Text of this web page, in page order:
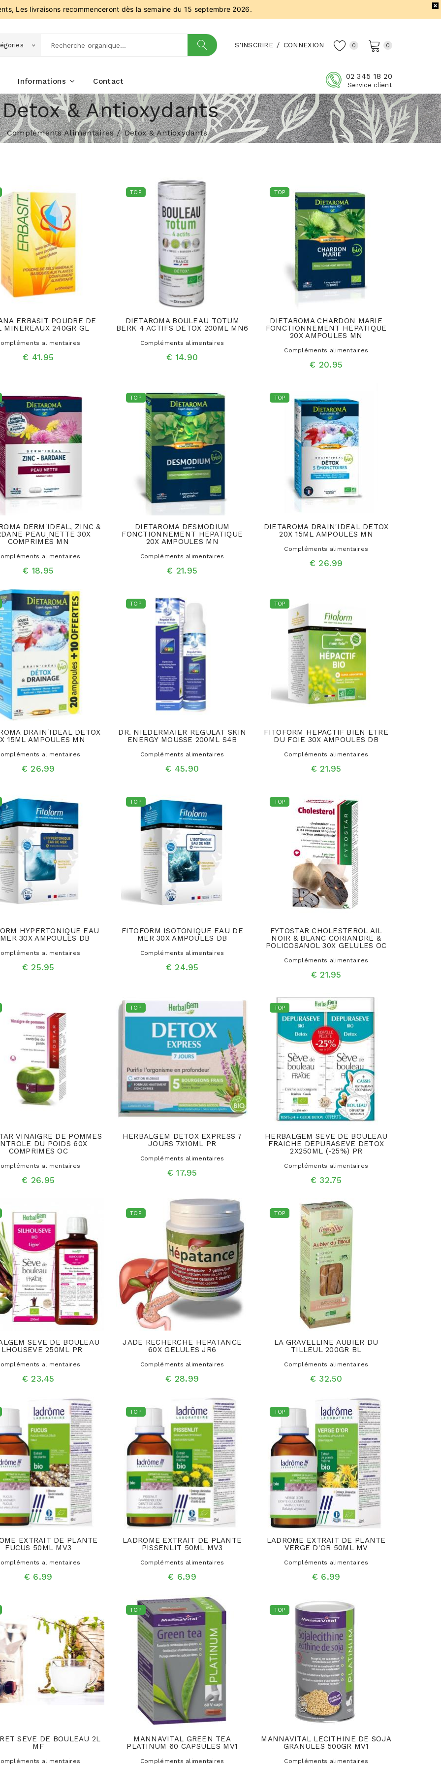
Les livraisons recommenceront dès la semaine du 15 septembre 2026.
S'INSCRIRE / CONNEXION 0 0
Informations Contact
02 345 18 20
Service client
Detox & Antioxydants
Compléments Alimentaires Detox & Antioxydants
ERBASIT POUDRE DE
MINEREAUX 240GR GL
alimentaires
€ 41.95
TOP
DIETAROMA BOULEAU TOTUM
BERK 4 ACTIFS DETOX 200ML MN6
Compléments alimentaires
€ 14.90
TOP
DIETAROMA CHARDON MARIE
FONCTIONNEMENT HEPATIQUE
20X AMPOULES MN
Compléments alimentaires
€ 20.95
DERM'IDEAL, ZINC &
PEAU NETTE 30X
COMPRIMÉS MN
alimentaires
€ 18.95
TOP
DIETAROMA DESMODIUM
FONCTIONNEMENT HEPATIQUE
20X AMPOULES MN
Compléments alimentaires
€ 21.95
TOP
DIETAROMA DRAIN'IDEAL DETOX
20X 15ML AMPOULES MN
Compléments alimentaires
€ 26.99
DRAIN'IDEAL DETOX
15ML AMPOULES MN
alimentaires
€ 26.99
TOP
DR. NIEDERMAIER REGULAT SKIN
ENERGY MOUSSE 200ML S4B
Compléments alimentaires
€ 45.90
TOP
FITOFORM HEPACTIF BIEN ETRE
DU FOIE 30X AMPOULES DB
Compléments alimentaires
€ 21.95
HYPERTONIQUE EAU
30X AMPOULES DB
alimentaires
€ 25.95
TOP
FITOFORM ISOTONIQUE EAU DE
MER 30X AMPOULES DB
Compléments alimentaires
€ 24.95
TOP
FYTOSTAR CHOLESTEROL AIL
NOIR & BLANC CORIANDRE &
POLICOSANOL 30X GELULES OC
Compléments alimentaires
€ 21.95
VINAIGRE DE POMMES
DU POIDS 60X
COMPRIMES OC
alimentaires
€ 26.95
TOP
HERBALGEM DETOX EXPRESS 7
JOURS 7X10ML PR
Compléments alimentaires
€ 17.95
TOP
HERBALGEM SEVE DE BOULEAU
FRAICHE DEPURASEVE DETOX
2X250ML (-25%) PR
Compléments alimentaires
€ 32.75
SEVE DE BOULEAU
250ML PR
alimentaires
€ 23.45
TOP
JADE RECHERCHE HEPATANCE
60X GELULES JR6
Compléments alimentaires
€ 28.99
TOP
LA GRAVELLINE AUBIER DU
TILLEUL 200GR BL
Compléments alimentaires
€ 32.50
EXTRAIT DE PLANTE
FUCUS 50ML MV3
alimentaires
€ 6.99
TOP
LADROME EXTRAIT DE PLANTE
PISSENLIT 50ML MV3
Compléments alimentaires
€ 6.99
TOP
LADROME EXTRAIT DE PLANTE
VERGE D'OR 50ML MV
Compléments alimentaires
€ 6.99
SEVE DE BOULEAU 2L
MF
alimentaires
TOP
MANNAVITAL GREEN TEA
PLATINUM 60 CAPSULES MV1
Compléments alimentaires
TOP
MANNAVITAL LECITHINE DE SOJA
GRANULES 500GR MV1
Compléments alimentaires